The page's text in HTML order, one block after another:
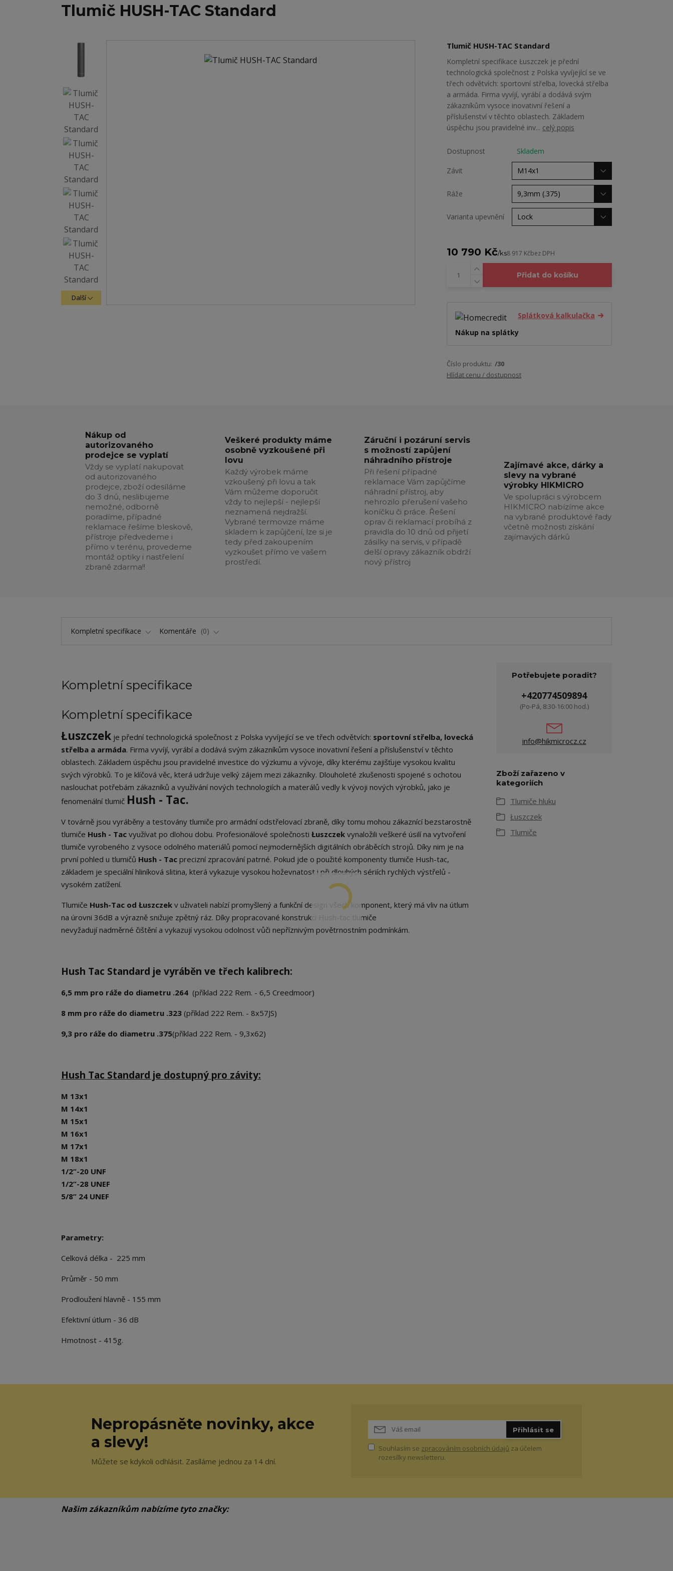
Tlumič HUSH-TAC Standard
Další
Tlumič HUSH-TAC Standard
Kompletní specifikace Łuszczek je přední
technologická společnost z Polska vyvíjející se ve
třech odvětvích: sportovní střelba, lovecká střelba
a armáda. Firma vyvíjí, vyrábí a dodává svým
zákazníkům vysoce inovativní řešení a
příslušenství v těchto oblastech. Základem
úspěchu jsou pravidelné inv... celý popis
Dostupnost Skladem
Závit
Ráže
Varianta upevnění
10 790 Kč/ks8 917 Kčbez DPH
Přidat do košíku
Splátková kalkulačka
Nákup na splátky
Číslo produktu: /30
Hlídat cenu / dostupnost
Nákup od
autorizovaného
prodejce se vyplatí
Vždy se vyplatí nakupovat
od autorizovaného
prodejce, zboží odesíláme
do 3 dnů, neslibujeme
nemožné, odborně
poradíme, případné
reklamace řešíme bleskově,
přístroje předvedeme i
přímo v terénu, provedeme
montáž optiky i nastřelení
zbraně zdarma!!
Veškeré produkty máme
osobně vyzkoušené při
lovu
Každý výrobek máme
vzkoušený při lovu a tak
Vám můžeme doporučit
vždy to nejlepší - nejlepší
neznamená nejdražší.
Vybrané termovize máme
skladem k zapůjčení, lze si je
tedy před zakoupením
vyzkoušet přímo ve vašem
prostředí.
Záruční i pozáruní servis
s možností zapůjení
náhradního přístroje
Při řešení případné
reklamace Vám zapůjčíme
náhradní přístroj, aby
nehrozilo přerušení vašeho
koníčku či práce. Řešení
oprav či reklamací probíhá z
pravidla do 10 dnů od přijetí
zásilky na servis, v případě
delší opravy zákazník obdrží
nový přístroj
Zajímavé akce, dárky a
slevy na vybrané
výrobky HIKMICRO
Ve spolupráci s výrobcem
HIKMICRO nabízíme akce
na vybrané produktové řady
včetně možnosti získání
zajímavých dárků
Kompletní specifikace Komentáře 0
Kompletní specifikace
Kompletní specifikace
Łuszczek je přední technologická společnost z Polska vyvíjející se ve třech odvětvích: sportovní střelba, lovecká
střelba a armáda. Firma vyvíjí, vyrábí a dodává svým zákazníkům vysoce inovativní řešení a příslušenství v těchto
oblastech. Základem úspěchu jsou pravidelné investice do výzkumu a vývoje, díky kterému zajišťuje vysokou kvalitu
svých výrobků. To je klíčová věc, která udržuje velký zájem mezi zákazníky. Dlouholeté zkušenosti spojené s ochotou
naslouchat potřebám zákazníků a využívání nových technologiích a materálů vedly k vývoji nových výrobků, jako je
fenomenální tlumič Hush - Tac.
V továrně jsou vyráběny a testovány tlumiče pro armádní odstřelovací zbraně, díky tomu mohou zákaznící bezstarostně
tlumiče Hush - Tac využívat po dlohou dobu. Profesionálové společnosti Łuszczek vynaložili veškeré úsilí na vytvoření
tlumiče vyrobeného z vysoce odolného materiálů pomocí nejmodernějších digitálních obráběcích strojů. Díky nim je na
první pohled u tlumičů Hush - Tac precizní zpracování patrné. Pokud jde o použité komponenty tlumiče Hush-tac,
základem je speciální hliníková slitina, která vykazuje vysokou hoževnatost i při dlouhých sériích rychlých výstřelů -
vysokém zatížení.
Tlumiče Hush-Tac od Łuszczek v uživateli nabízí promyšlený a funkční design všech komponent, který má vliv na útlum
na úrovni 36dB a výrazně snižuje zpětný ráz. Díky propracované konstrukci Hush-tac tlumiče
nevyžadují nadměrné čištění a vykazují vysokou odolnost vůči nepříznivým povětrnostním podmínkám.
Hush Tac Standard je vyráběn ve třech kalibrech:
6,5 mm pro ráže do diametru .264 (příklad 222 Rem. - 6,5 Creedmoor)
8 mm pro ráže do diametru .323 (příklad 222 Rem. - 8x57JS)
9,3 pro ráže do diametru .375(příklad 222 Rem. - 9,3x62)
Hush Tac Standard je dostupný pro závity:
M 13x1
M 14x1
M 15x1
M 16x1
M 17x1
M 18x1
1/2”-20 UNF
1/2”-28 UNEF
5/8” 24 UNEF
Parametry:
Celková délka - 225 mm
Průměr - 50 mm
Prodloužení hlavně - 155 mm
Efektivní útlum - 36 dB
Hmotnost - 415g.
Potřebujete poradit?
+420774509894
(Po-Pá, 8:30-16:00 hod.)
info@hikmicrocz.cz
Zboží zařazeno v
kategoriích
Tlumiče hluku
Łuszczek
Tlumiče
Nepropásněte novinky, akce
a slevy!
Můžete se kdykoli odhlásit. Zasíláme jednou za 14 dní.
Přihlásit se
Souhlasím se zpracováním osobních údajů za účelem
rozesílky newsletteru.
Našim zákazníkům nabízíme tyto značky: